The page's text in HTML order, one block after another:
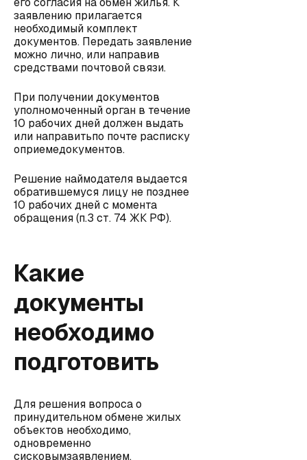
заявлению прилагается
необходимый комплект
документов. Передать заявление
можно лично, или направив
средствами почтовой связи.
При получении документов
уполномоченный орган в течение
10 рабочих дней должен выдать
или направитьпо почте расписку
оприемедокументов.
Решение наймодателя выдается
обратившемуся лицу не позднее
10 рабочих дней с момента
обращения (п.3 ст. 74 ЖК РФ).
Какие
документы
необходимо
подготовить
Для решения вопроса о
принудительном обмене жилых
объектов необходимо,
одновременно
сисковымзаявлением,